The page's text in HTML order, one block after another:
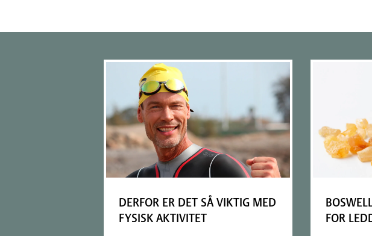
DERFOR ER DET SÅ VIKTIG MED
FYSISK AKTIVITET
FOR